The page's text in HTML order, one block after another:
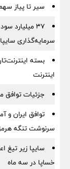
سیر تا پیاز
سرمایه‌گذاری سایپا
بسته
اینترنت
جزئیات توافق
توافق ایران و
سرنوشت تنگه
خساپا در سه ماه